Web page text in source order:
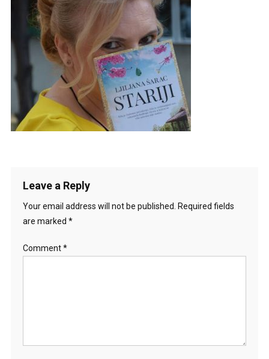
Leave a Reply
Your email address will not be published.
Required fields
are marked *
Comment*